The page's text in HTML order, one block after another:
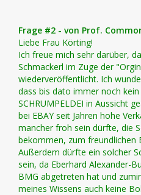
Frage #2 - von Prof.
Liebe Frau Körting!
Ich freue mich sehr darüber,
Schmackerl im Zuge der
wiederveröffentlicht. Ich
dass bis dato immer noch kein
SCHRUMPELDEI in Aussicht
bei EBAY seit Jahren hohe
mancher froh sein dürfte, die
bekommen, zum freundlichen
Außerdem dürfte ein solcher
sein, da Eberhard Alexander-
BMG abgetreten hat und
meines Wissens auch keine